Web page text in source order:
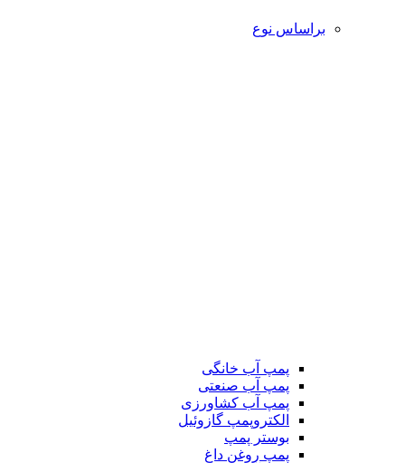
براساس نوع
پمپ آب خانگی
پمپ آب صنعتی
پمپ آب کشاورزی
الکتروپمپ گازوئیل
بوستر پمپ
پمپ روغن داغ